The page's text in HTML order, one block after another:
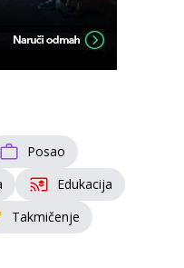
Posao
Edukacija
Takmičenje